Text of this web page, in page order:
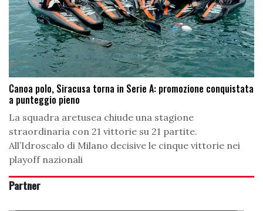
Canoa polo, Siracusa torna in Serie A: promozione conquistata
a punteggio pieno
La squadra aretusea chiude una stagione
straordinaria con 21 vittorie su 21 partite.
All’Idroscalo di Milano decisive le cinque vittorie nei
playoff nazionali
Partner